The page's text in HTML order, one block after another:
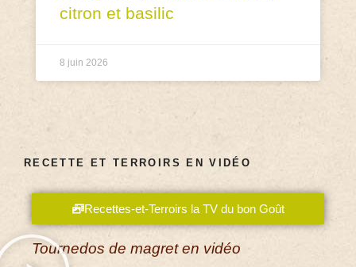
citron et basilic
8 juin 2026
RECETTE ET TERROIRS EN VIDÉO
Recettes-et-Terroirs la TV du bon Goût
Tournedos de magret en vidéo